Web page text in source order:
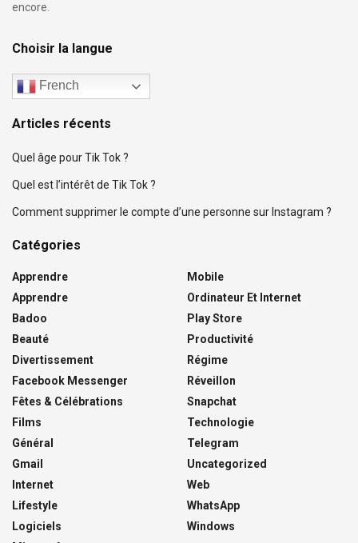
encore.
Choisir la langue
French
Articles récents
Quel âge pour Tik Tok ?
Quel est l’intérêt de Tik Tok ?
Comment supprimer le compte d’une personne sur Instagram ?
Catégories
Apprendre
Apprendre
Badoo
Beauté
Divertissement
Facebook Messenger
Fêtes & Célébrations
Films
Général
Gmail
Internet
Lifestyle
Logiciels
Mobile
Ordinateur Et Internet
Play Store
Productivité
Régime
Réveillon
Snapchat
Technologie
Telegram
Uncategorized
Web
WhatsApp
Windows